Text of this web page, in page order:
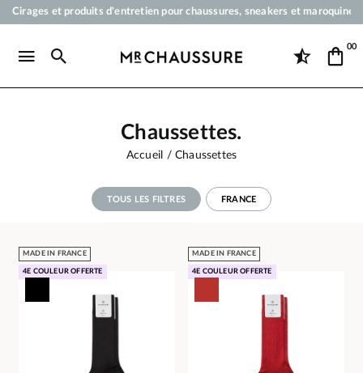
Votre commande sera expédiée en 24 heures ouvrées
Livraison offerte dès 50 €
00
Chaussettes.
Accueil Chaussettes
TOUS LES FILTRES FRANCE
MADE IN FRANCE
4E COULEUR OFFERTE
MADE IN FRANCE
4E COULEUR OFFERTE